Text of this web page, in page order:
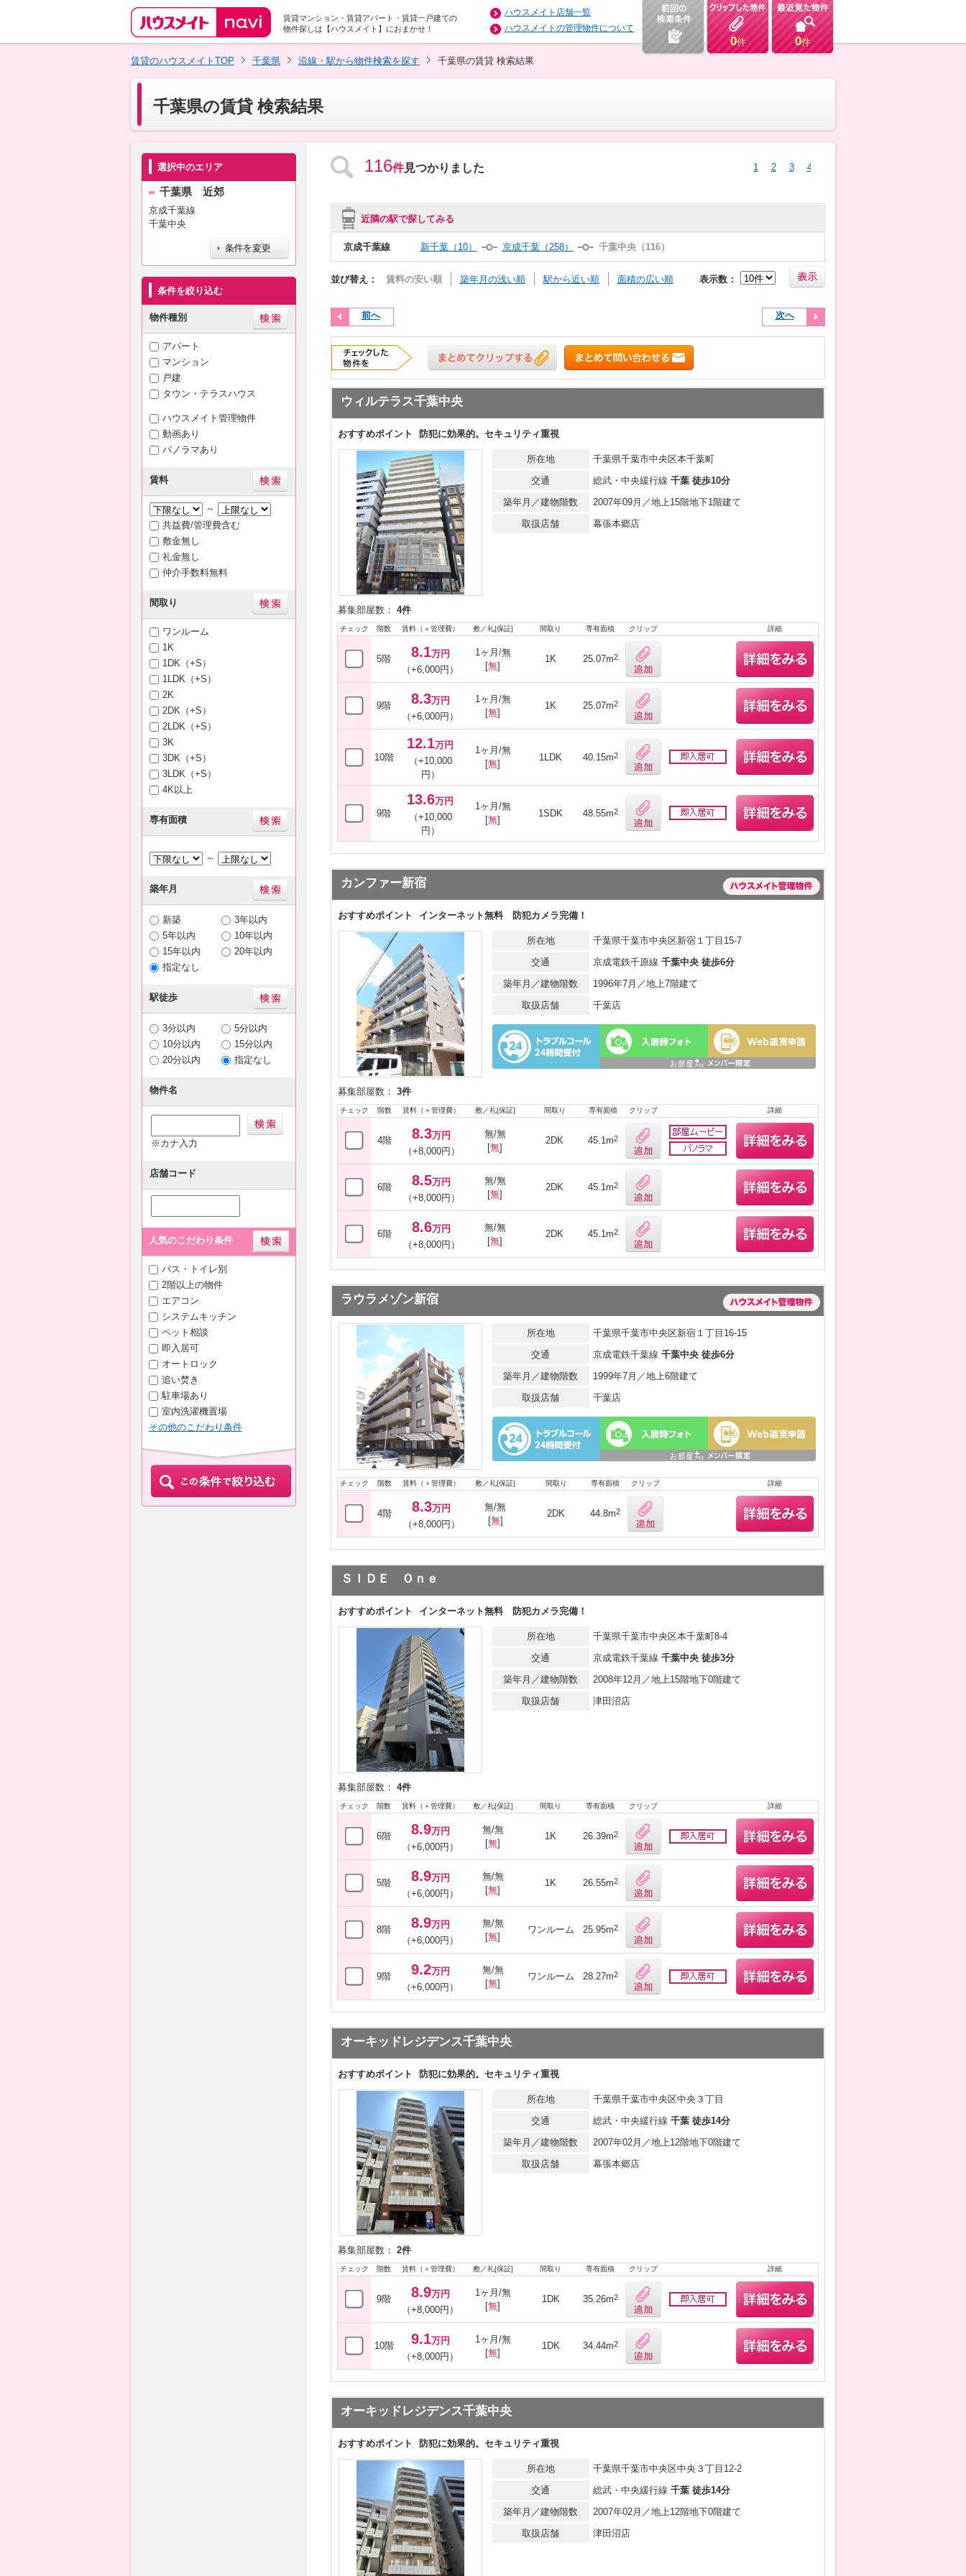
賃貸マンション・賃貸アパート・賃貸一戸建ての
物件探しは【ハウスメイト】におまかせ！
ハウスメイト店舗一覧
ハウスメイトの管理物件について
0件 0件
賃貸のハウスメイトTOP
千葉県 沿線・駅から物件検索を探す 千葉県の賃貸 検索結果
千葉県の賃貸 検索結果
選択中のエリア
千葉県 近郊
京成千葉線
千葉中央
条件を絞り込む
物件種別
アパート
マンション
戸建
タウン・テラスハウス
ハウスメイト管理物件
動画あり
パノラマあり
賃料
～
共益費/管理費含む
敷金無し
礼金無し
仲介手数料無料
間取り
ワンルーム
1K
1DK（+S）
1LDK（+S）
2K
2DK（+S）
2LDK（+S）
3K
3DK（+S）
3LDK（+S）
4K以上
専有面積
～
築年月
新築
3年以内
5年以内
10年以内
15年以内
20年以内
指定なし
駅徒歩
3分以内
5分以内
10分以内
15分以内
20分以内
指定なし
物件名
※カナ入力
店舗コード
人気のこだわり条件
バス・トイレ別
2階以上の物件
エアコン
システムキッチン
ペット相談
即入居可
オートロック
追い焚き
駐車場あり
室内洗濯機置場
その他のこだわり条件
116件見つかりました 1 2 3 4
近隣の駅で探してみる
京成千葉線 新千葉（10） 京成千葉（258） 千葉中央（116）
並び替え： 賃料の安い順 築年月の浅い順 駅から近い順 面積の広い順 表示数：
前へ 次へ
ウィルテラス千葉中央
おすすめポイント 防犯に効果的。セキュリティ重視
所在地
千葉県千葉市中央区本千葉町
交通
総武・中央緩行線 千葉 徒歩10分
築年月／建物階数
2007年09月／地上15階地下1階建て
取扱店舗
幕張本郷店
募集部屋数： 4件
チェック 階数 賃料（＋管理費） 敷／礼[保証] 間取り 専有面積 クリップ 詳細
5階 8.1万円
（+6,000円）
1ヶ月/無
[無]
1K 25.07m2
9階 8.3万円
（+6,000円）
1ヶ月/無
[無]
1K 25.07m2
10階
12.1万円
（+10,000
円）
1ヶ月/無
[無]
1LDK 40.15m2
9階
13.6万円
（+10,000
円）
1ヶ月/無
[無]
1SDK 48.55m2
カンファー新宿
おすすめポイント インターネット無料 防犯カメラ完備！
所在地
千葉県千葉市中央区新宿１丁目15-7
交通
京成電鉄千原線 千葉中央 徒歩6分
築年月／建物階数
1996年7月／地上7階建て
取扱店舗
千葉店
募集部屋数： 3件
チェック 階数 賃料（＋管理費） 敷／礼[保証] 間取り 専有面積 クリップ 詳細
4階 8.3万円
（+8,000円）
無/無
[無]
2DK 45.1m2
6階 8.5万円
（+8,000円）
無/無
[無]
2DK 45.1m2
6階 8.6万円
（+8,000円）
無/無
[無]
2DK 45.1m2
ラウラメゾン新宿
所在地
千葉県千葉市中央区新宿１丁目16-15
交通
京成電鉄千葉線 千葉中央 徒歩6分
築年月／建物階数
1999年7月／地上6階建て
取扱店舗
千葉店
チェック 階数 賃料（＋管理費） 敷／礼[保証] 間取り 専有面積 クリップ 詳細
4階 8.3万円
（+8,000円）
無/無
[無]
2DK 44.8m2
ＳＩＤＥ Ｏｎｅ
おすすめポイント インターネット無料 防犯カメラ完備！
所在地
千葉県千葉市中央区本千葉町8-4
交通
京成電鉄千葉線 千葉中央 徒歩3分
築年月／建物階数
2008年12月／地上15階地下0階建て
取扱店舗
津田沼店
募集部屋数： 4件
チェック 階数 賃料（＋管理費） 敷／礼[保証] 間取り 専有面積 クリップ 詳細
6階 8.9万円
（+6,000円）
無/無
[無]
1K 26.39m2
5階 8.9万円
（+6,000円）
無/無
[無]
1K 26.55m2
8階 8.9万円
（+6,000円）
無/無
[無]
ワンルーム 25.95m2
9階 9.2万円
（+6,000円）
無/無
[無]
ワンルーム 28.27m2
オーキッドレジデンス千葉中央
おすすめポイント 防犯に効果的。セキュリティ重視
所在地
千葉県千葉市中央区中央３丁目
交通
総武・中央緩行線 千葉 徒歩14分
築年月／建物階数
2007年02月／地上12階地下0階建て
取扱店舗
幕張本郷店
募集部屋数： 2件
チェック 階数 賃料（＋管理費） 敷／礼[保証] 間取り 専有面積 クリップ 詳細
9階 8.9万円
（+8,000円）
1ヶ月/無
[無]
1DK 35.26m2
10階 9.1万円
（+8,000円）
1ヶ月/無
[無]
1DK 34.44m2
オーキッドレジデンス千葉中央
おすすめポイント 防犯に効果的。セキュリティ重視
所在地
千葉県千葉市中央区中央３丁目12-2
交通
総武・中央緩行線 千葉 徒歩14分
築年月／建物階数
2007年02月／地上12階地下0階建て
取扱店舗
津田沼店